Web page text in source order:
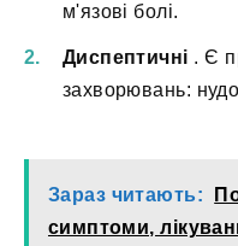
м'язові болі.
Диспептичні . Є
захворювань:
Зараз читають:
симптоми,